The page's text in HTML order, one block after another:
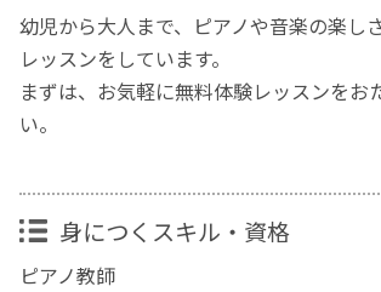
幼児から大人まで、ピアノや音楽の楽し
レッスンをしています。
まずは、お気軽に無料体験レッスンをお
い。
身につくスキル・資格
ピアノ教師